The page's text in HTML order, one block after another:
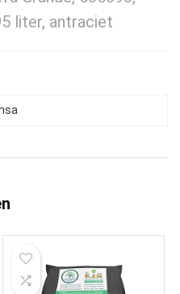
liter, antraciet